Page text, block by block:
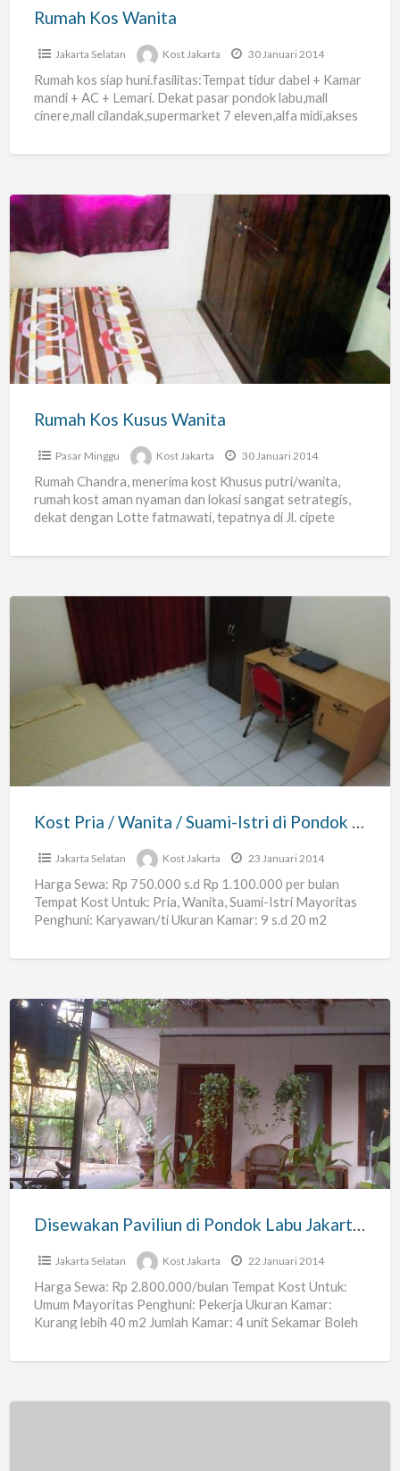
Rumah Kos Wanita
Jakarta Selatan Kost Jakarta 30 Januari 2014
Rumah kos siap huni.fasilitas:Tempat tidur dabel + Kamar
mandi + AC + Lemari. Dekat pasar pondok labu,mall
cinere,mall cilandak,supermarket 7 eleven,alfa midi,akses
Rumah
Kos
Kusus
Wanita
Rumah Kos Kusus Wanita
Pasar Minggu Kost Jakarta 30 Januari 2014
Rumah Chandra, menerima kost Khusus putri/wanita,
rumah kost aman nyaman dan lokasi sangat setrategis,
dekat dengan Lotte fatmawati, tepatnya di Jl. cipete
Wanita
/
Istri
Pondok
Labu
Jakarta
Selatan
Levamentum
Kost Pria / Wanita / Suami-Istri di Pondok Labu Jakarta Selatan – Levamentum Kost
Jakarta Selatan Kost Jakarta 23 Januari 2014
Harga Sewa: Rp 750.000 s.d Rp 1.100.000 per bulan
Tempat Kost Untuk: Pria, Wanita, Suami-Istri Mayoritas
Penghuni: Karyawan/ti Ukuran Kamar: 9 s.d 20 m2
Disewakan
Paviliun
di
Pondok
Labu
Jakarta
Selatan
Puri
Raja
Disewakan Paviliun di Pondok Labu Jakarta Selatan – Puri Raja
Jakarta Selatan Kost Jakarta 22 Januari 2014
Harga Sewa: Rp 2.800.000/bulan Tempat Kost Untuk:
Umum Mayoritas Penghuni: Pekerja Ukuran Kamar:
Kurang lebih 40 m2 Jumlah Kamar: 4 unit Sekamar Boleh